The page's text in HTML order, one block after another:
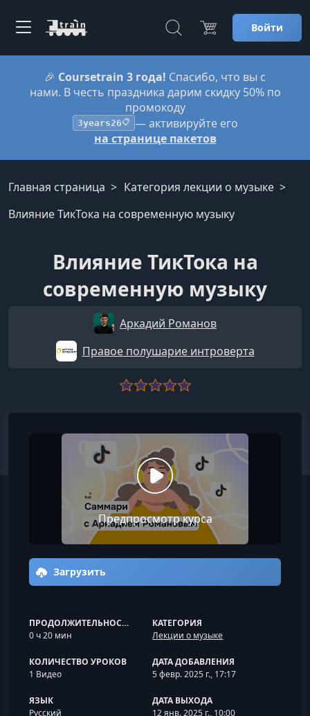
Войти
🎉 Coursetrain 3 года! Спасибо, что вы с
нами. В честь праздника дарим скидку 50% по
промокоду
3years26📋 — активируйте его
на странице пакетов
Главная страница
Категория лекции о музыке
Влияние ТикТока на современную музыку
Влияние ТикТока на
современную музыку
Аркадий Романов
Правое полушарие интроверта
Предпросмотр курса
Загрузить
ПРОДОЛЖИТЕЛЬНОСТЬ
0 ч 20 мин
КАТЕГОРИЯ
Лекции о музыке
КОЛИЧЕСТВО УРОКОВ
1 Видео
ДАТА ДОБАВЛЕНИЯ
5 февр. 2025 г., 17:17
ЯЗЫК
Русский
ДАТА ВЫХОДА
12 янв. 2025 г., 10:00